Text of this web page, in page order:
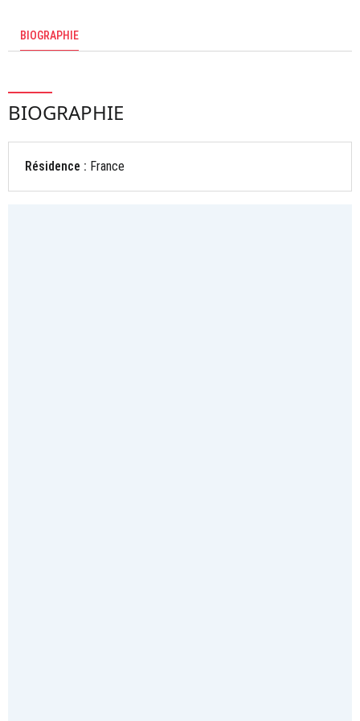
BIOGRAPHIE
BIOGRAPHIE
Résidence : France